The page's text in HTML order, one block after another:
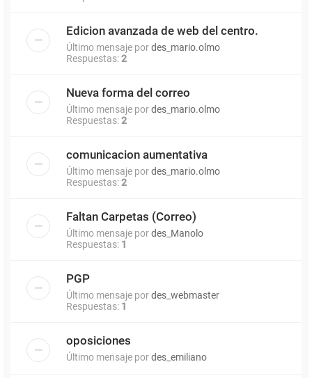
Edicion avanzada de web del centro.
Último mensaje pordes_mario.olmo
Respuestas:2
Nueva forma del correo
Último mensaje pordes_mario.olmo
Respuestas:2
comunicacion aumentativa
Último mensaje pordes_mario.olmo
Respuestas:2
Faltan Carpetas (Correo)
Último mensaje pordes_Manolo
Respuestas: 1
PGP
Último mensaje pordes_webmaster
Respuestas: 1
oposiciones
Último mensaje pordes_emiliano